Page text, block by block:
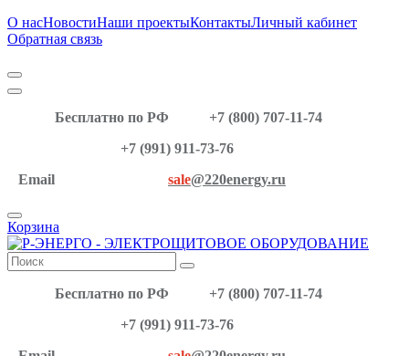
О насНовостиНаши проектыКонтактыЛичный кабинет
Обратная связь
Бесплатно по РФ
+7 (800) 707-11-74
+7 (991) 911-73-76
Email
sale@220energy.ru
Корзина
Бесплатно по РФ
+7 (800) 707-11-74
+7 (991) 911-73-76